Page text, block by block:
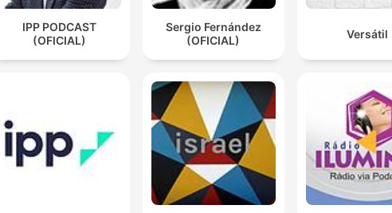
IPP PODCAST
(OFICIAL)
Sergio Fernández
(OFICIAL)
Versátil